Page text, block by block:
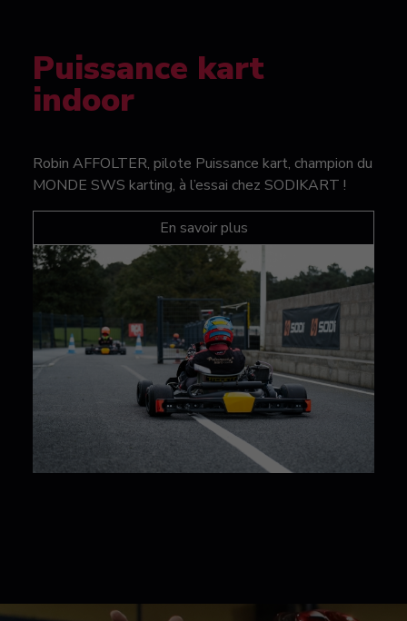
Puissance kart
indoor
Robin AFFOLTER, pilote Puissance kart, champion du
MONDE SWS karting, à l’essai chez SODIKART !
En savoir plus